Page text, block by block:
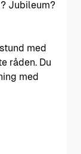
Jubileum?
med
råden. Du
med